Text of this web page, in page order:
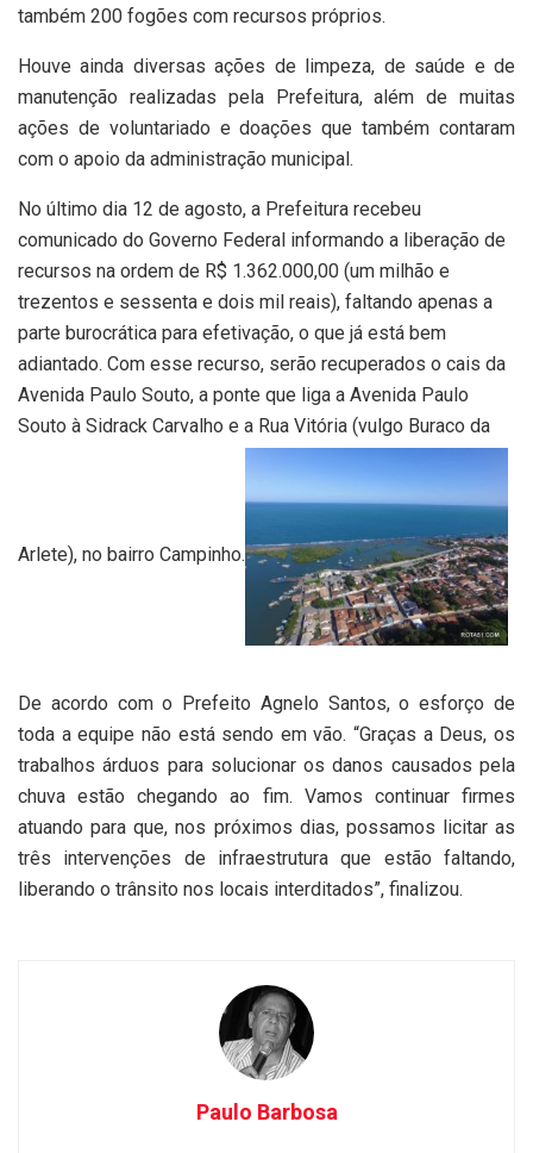
também 200 fogões com recursos próprios.
Houve ainda diversas ações de limpeza, de saúde e de
manutenção realizadas pela Prefeitura, além de muitas
ações de voluntariado e doações que também contaram
com o apoio da administração municipal.
No último dia 12 de agosto, a Prefeitura recebeu
comunicado do Governo Federal informando a liberação de
recursos na ordem de R$ 1.362.000,00 (um milhão e
trezentos e sessenta e dois mil reais), faltando apenas a
parte burocrática para efetivação, o que já está bem
adiantado. Com esse recurso, serão recuperados o cais da
Avenida Paulo Souto, a ponte que liga a Avenida Paulo
Souto à Sidrack Carvalho e a Rua Vitória (vulgo Buraco da
Arlete), no bairro Campinho.
De acordo com o Prefeito Agnelo Santos, o esforço de
toda a equipe não está sendo em vão. “Graças a Deus, os
trabalhos árduos para solucionar os danos causados pela
chuva estão chegando ao fim. Vamos continuar firmes
atuando para que, nos próximos dias, possamos licitar as
três intervenções de infraestrutura que estão faltando,
liberando o trânsito nos locais interditados”, finalizou.
Paulo Barbosa